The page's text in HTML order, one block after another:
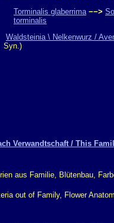
Torminalis glaberrima −−>
torminalis
Waldsteinia \ Nelkenwurz /
Syn.)
Verwandtschaft / This
aus Familie, Blütenbau,
out of Family, Flower